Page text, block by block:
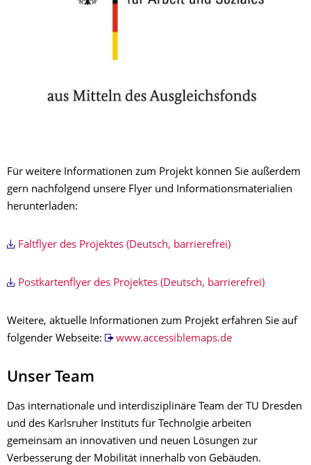
Für weitere Informationen zum Projekt können Sie außerdem
gern nachfolgend unsere Flyer und Informationsmaterialien
herunterladen:
Faltflyer des Projektes (Deutsch, barrierefrei)
Postkartenflyer des Projektes (Deutsch, barrierefrei)
Weitere, aktuelle Informationen zum Projekt erfahren Sie auf
folgender Webseite:
www.accessiblemaps.de
Unser Team
Das internationale und interdisziplinäre Team der TU Dresden
und des Karlsruher Instituts für Technolgie arbeiten
gemeinsam an innovativen und neuen Lösungen zur
Verbesserung der Mobilität innerhalb von Gebäuden.